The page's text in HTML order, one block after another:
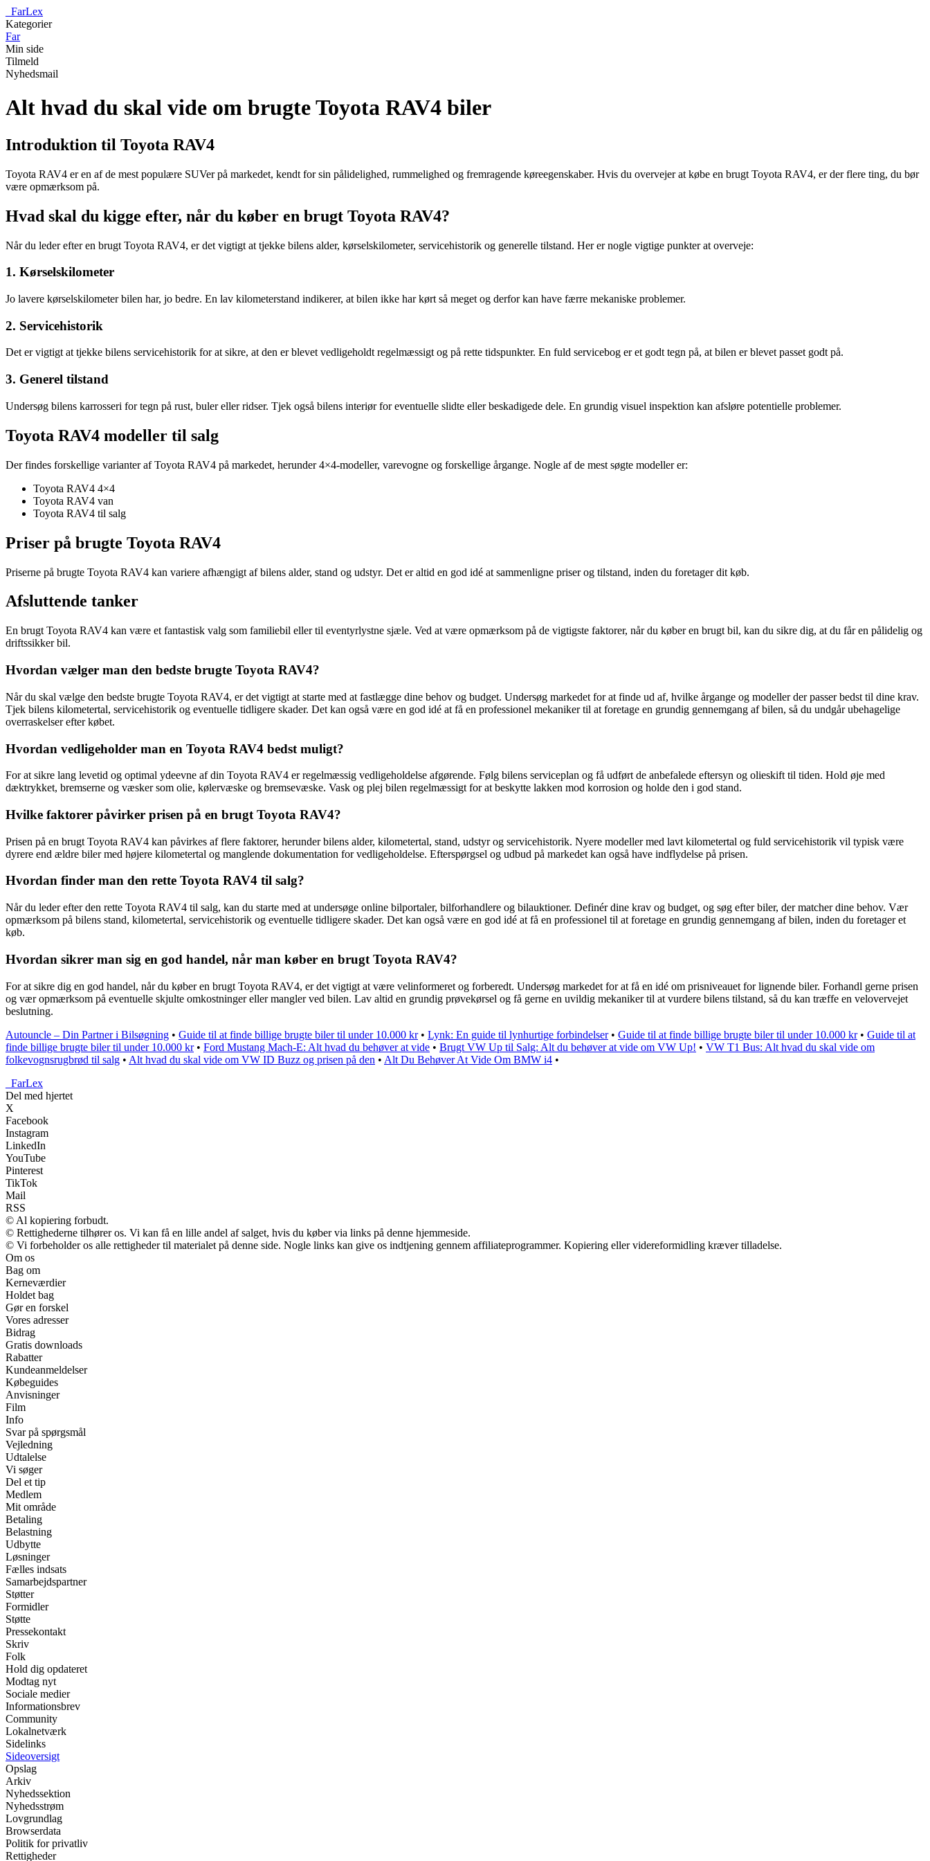
FarLex
Kategorier
Far
Min side
Tilmeld
Nyhedsmail
Alt hvad du skal vide om brugte Toyota RAV4 biler
Introduktion til Toyota RAV4
Toyota RAV4 er en af de mest populære SUVer på markedet, kendt for sin pålidelighed, rummelighed og fremragende køreegenskaber. Hvis du overvejer at købe en brugt Toyota RAV4, er der flere ting, du bør
være opmærksom på.
Hvad skal du kigge efter, når du køber en brugt Toyota RAV4?
Når du leder efter en brugt Toyota RAV4, er det vigtigt at tjekke bilens alder, kørselskilometer, servicehistorik og generelle tilstand. Her er nogle vigtige punkter at overveje:
1. Kørselskilometer
Jo lavere kørselskilometer bilen har, jo bedre. En lav kilometerstand indikerer, at bilen ikke har kørt så meget og derfor kan have færre mekaniske problemer.
2. Servicehistorik
Det er vigtigt at tjekke bilens servicehistorik for at sikre, at den er blevet vedligeholdt regelmæssigt og på rette tidspunkter. En fuld servicebog er et godt tegn på, at bilen er blevet passet godt på.
3. Generel tilstand
Undersøg bilens karrosseri for tegn på rust, buler eller ridser. Tjek også bilens interiør for eventuelle slidte eller beskadigede dele. En grundig visuel inspektion kan afsløre potentielle problemer.
Toyota RAV4 modeller til salg
Der findes forskellige varianter af Toyota RAV4 på markedet, herunder 4×4-modeller, varevogne og forskellige årgange. Nogle af de mest søgte modeller er:
Toyota RAV4 4×4
Toyota RAV4 van
Toyota RAV4 til salg
Priser på brugte Toyota RAV4
Priserne på brugte Toyota RAV4 kan variere afhængigt af bilens alder, stand og udstyr. Det er altid en god idé at sammenligne priser og tilstand, inden du foretager dit køb.
Afsluttende tanker
En brugt Toyota RAV4 kan være et fantastisk valg som familiebil eller til eventyrlystne sjæle. Ved at være opmærksom på de vigtigste faktorer, når du køber en brugt bil, kan du sikre dig, at du får en pålidelig og
driftssikker bil.
Hvordan vælger man den bedste brugte Toyota RAV4?
Når du skal vælge den bedste brugte Toyota RAV4, er det vigtigt at starte med at fastlægge dine behov og budget. Undersøg markedet for at finde ud af, hvilke årgange og modeller der passer bedst til dine krav.
Tjek bilens kilometertal, servicehistorik og eventuelle tidligere skader. Det kan også være en god idé at få en professionel mekaniker til at foretage en grundig gennemgang af bilen, så du undgår ubehagelige
overraskelser efter købet.
Hvordan vedligeholder man en Toyota RAV4 bedst muligt?
For at sikre lang levetid og optimal ydeevne af din Toyota RAV4 er regelmæssig vedligeholdelse afgørende. Følg bilens serviceplan og få udført de anbefalede eftersyn og olieskift til tiden. Hold øje med
dæktrykket, bremserne og væsker som olie, kølervæske og bremsevæske. Vask og plej bilen regelmæssigt for at beskytte lakken mod korrosion og holde den i god stand.
Hvilke faktorer påvirker prisen på en brugt Toyota RAV4?
Prisen på en brugt Toyota RAV4 kan påvirkes af flere faktorer, herunder bilens alder, kilometertal, stand, udstyr og servicehistorik. Nyere modeller med lavt kilometertal og fuld servicehistorik vil typisk være
dyrere end ældre biler med højere kilometertal og manglende dokumentation for vedligeholdelse. Efterspørgsel og udbud på markedet kan også have indflydelse på prisen.
Hvordan finder man den rette Toyota RAV4 til salg?
Når du leder efter den rette Toyota RAV4 til salg, kan du starte med at undersøge online bilportaler, bilforhandlere og bilauktioner. Definér dine krav og budget, og søg efter biler, der matcher dine behov. Vær
opmærksom på bilens stand, kilometertal, servicehistorik og eventuelle tidligere skader. Det kan også være en god idé at få en professionel til at foretage en grundig gennemgang af bilen, inden du foretager et
køb.
Hvordan sikrer man sig en god handel, når man køber en brugt Toyota RAV4?
For at sikre dig en god handel, når du køber en brugt Toyota RAV4, er det vigtigt at være velinformeret og forberedt. Undersøg markedet for at få en idé om prisniveauet for lignende biler. Forhandl gerne prisen
og vær opmærksom på eventuelle skjulte omkostninger eller mangler ved bilen. Lav altid en grundig prøvekørsel og få gerne en uvildig mekaniker til at vurdere bilens tilstand, så du kan træffe en velovervejet
beslutning.
Autouncle – Din Partner i Bilsøgning • Guide til at finde billige brugte biler til under 10.000 kr• Lynk: En guide til lynhurtige forbindelser• Guide til at finde billige brugte biler til under 10.000 kr• Guide til at
finde billige brugte biler til under 10.000 kr• Ford Mustang Mach-E: Alt hvad du behøver at vide • Brugt VW Up til Salg: Alt du behøver at vide om VW Up! • VW T1 Bus: Alt hvad du skal vide om
folkevognsrugbrød til salg • Alt hvad du skal vide om VW ID Buzz og prisen på den • Alt Du Behøver At Vide Om BMW i4 •
FarLex
Del med hjertet
X
Facebook
Instagram
LinkedIn
YouTube
Pinterest
TikTok
Mail
RSS
© Al kopiering forbudt.
© Rettighederne tilhører os. Vi kan få en lille andel af salget, hvis du køber via links på denne hjemmeside.
© Vi forbeholder os alle rettigheder til materialet på denne side. Nogle links kan give os indtjening gennem affiliateprogrammer. Kopiering eller videreformidling kræver tilladelse.
Om os
Bag om
Kerneværdier
Holdet bag
Gør en forskel
Vores adresser
Bidrag
Gratis downloads
Rabatter
Kundeanmeldelser
Købeguides
Anvisninger
Film
Info
Svar på spørgsmål
Vejledning
Udtalelse
Vi søger
Del et tip
Medlem
Mit område
Betaling
Belastning
Udbytte
Løsninger
Fælles indsats
Samarbejdspartner
Støtter
Formidler
Støtte
Pressekontakt
Skriv
Folk
Hold dig opdateret
Modtag nyt
Sociale medier
Informationsbrev
Community
Lokalnetværk
Sidelinks
Sideoversigt
Opslag
Arkiv
Nyhedssektion
Nyhedsstrøm
Lovgrundlag
Browserdata
Politik for privatliv
Rettigheder